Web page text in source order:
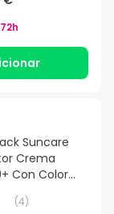
Suncare
Crema
Con Color
(4)